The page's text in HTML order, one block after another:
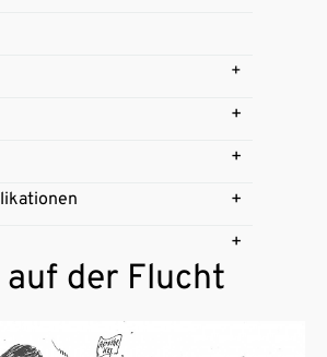
auf der Flucht